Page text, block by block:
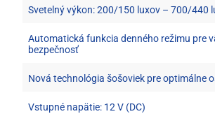
Svetelný výkon: 200/150 luxov – 700/440
Automatická funkcia denného režimu pre
bezpečnosť
Nová technológia šošoviek pre optimálne
Vstupné napätie: 12 V (DC)